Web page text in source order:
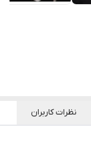
نظرات کاربران